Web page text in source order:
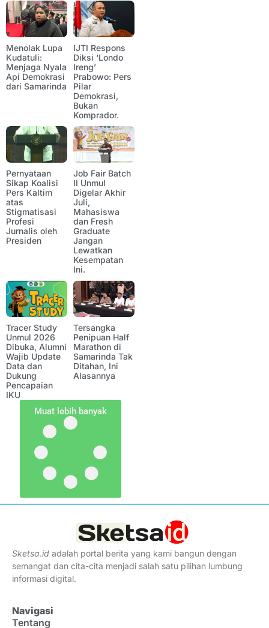
Menolak Lupa
Kudatuli:
Menjaga Nyala
Api Demokrasi
dari Samarinda
IJTI Respons
Diksi ‘Londo
Ireng’
Prabowo: Pers
Pilar
Demokrasi,
Bukan
Komprador.
Pernyataan
Sikap Koalisi
Pers Kaltim
atas
Stigmatisasi
Profesi
Jurnalis oleh
Presiden
Job Fair Batch
II Unmul
Digelar Akhir
Juli,
Mahasiswa
dan Fresh
Graduate
Jangan
Lewatkan
Kesempatan
Ini.
Tracer Study
Unmul 2026
Dibuka, Alumni
Wajib Update
Data dan
Dukung
Pencapaian
IKU
Tersangka
Penipuan Half
Marathon di
Samarinda Tak
Ditahan, Ini
Alasannya
Muat lebih banyak
Sketsa.id adalah portal berita yang kami bangun dengan
semangat dan cita-cita menjadi salah satu pilihan lumbung
informasi digital.
Navigasi
Tentang